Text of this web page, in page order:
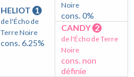
HELIOT 1
de l'Écho de
Terre Noire
cons. 6.25%
Noire
cons. 0%
CANDY 2
de l'Écho de Terre
Noire
cons. non
définie